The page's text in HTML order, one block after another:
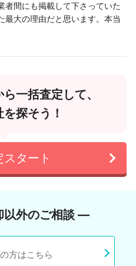
者間にも掲載して下さっていた
最大の理由だと思います。本当
一括査定して、
探そう！
タート
外のご相談 ―
方はこちら